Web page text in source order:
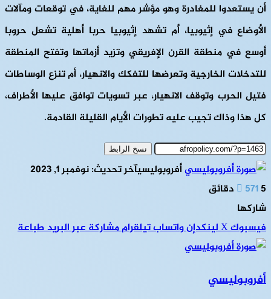
أن يستعدوا للمغادرة وهو مؤشر مهم للغاية، في توقعات ومآلات
الأوضاع في إثيوبيا، أم تشهد إثيوبيا حربا أهلية تشعل حروبا
أوسع في منطقة القرن الإفريقي وتزيد أزماتها وتفتح المنطقة
للتدخلات الخارجية وتعرضها للتفكك والانهيار، أم تنزع الوساطات
فتيل الحرب وتوقف الانهيار، عبر تسويات توافق عليها الأطراف،
كل هذا وذاك تجيب عليه تطورات الأيام القليلة القادمة.
نسخ الرابط
أفروبوليسيآخر تحديث: نوفمبر 1, 2023
5715 دقائق
شاركها
فيسبوك‫Xلينكدإنواتسابتيلقراممشاركة عبر البريدطباعة
أفروبوليسي